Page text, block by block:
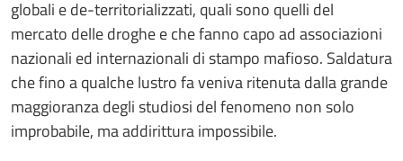
globali e de-territorializzati, quali sono quelli del
mercato delle droghe e che fanno capo ad associazioni
nazionali ed internazionali di stampo mafioso. Saldatura
che fino a qualche lustro fa veniva ritenuta dalla grande
maggioranza degli studiosi del fenomeno non solo
improbabile, ma addirittura impossibile.